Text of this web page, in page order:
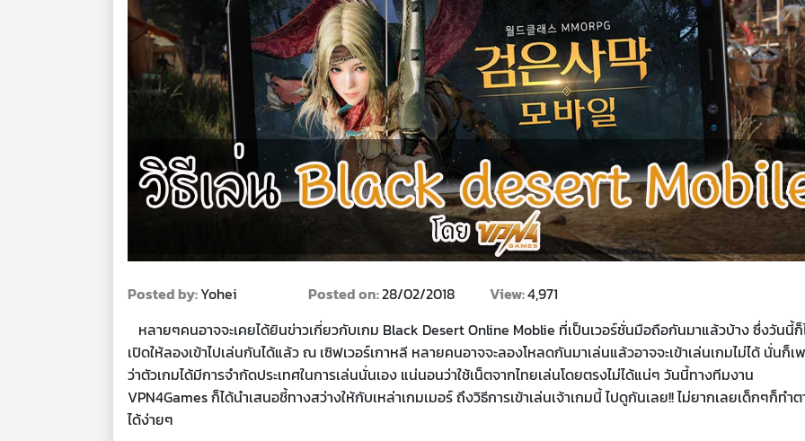
Posted by:Yohei Posted on:28/02/2018 View:4,971
หลายๆคนอาจจะเคยได้ยินข่าวเกี่ยวกับเกม Black Desert Online Moblie ที่เป็นเวอร์ชั่นมือถือกันมาแล้วบ้าง ซึ่งวันนี้ก็
เปิดให้ลองเข้าไปเล่นกันได้แล้ว ณ เซิฟเวอร์เกาหลี หลายคนอาจจะลองโหลดกันมาเล่นแล้วอาจจะเข้าเล่นเกมไม่ได้ นั่นก็เ
ว่าตัวเกมได้มีการจำกัดประเทศในการเล่นนั่นเอง แน่นอนว่าใช้เน็ตจากไทยเล่นโดยตรงไม่ได้แน่ๆ วันนี้ทางทีมงาน
VPN4Games ก็ได้นำเสนอชี้ทางสว่างให้กับเหล่าเกมเมอร์ ถึงวิธีการเข้าเล่นเจ้าเกมนี้ ไปดูกันเลย!! ไม่ยากเลยเด็กๆก็ทำ
ได้ง่ายๆ